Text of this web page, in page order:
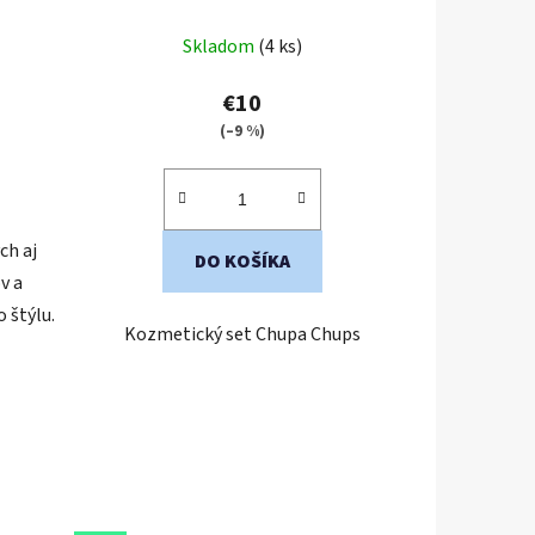
aj
a
štýlu.
hodnotenie
produktu
je
z
hviezdičiek.
Skladom (4 ks)
€10
(–9 %)
DO KOŠÍKA
Kozmetický set Chupa Chups